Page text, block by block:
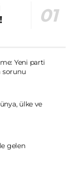
Yeni parti
sorunu
ülke ve
gelen